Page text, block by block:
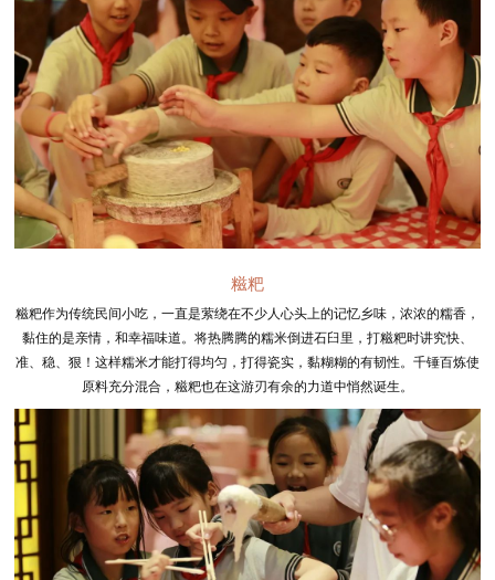
糍粑
糍粑作为传统民间小吃，一直是萦绕在不少人心头上的记忆乡味，浓浓的糯香，
黏住的是亲情，和幸福味道。将热腾腾的糯米倒进石臼里，打糍粑时讲究快、
准、稳、狠！这样糯米才能打得均匀，打得瓷实，黏糊糊的有韧性。千锤百炼使
原料充分混合，糍粑也在这游刃有余的力道中悄然诞生。